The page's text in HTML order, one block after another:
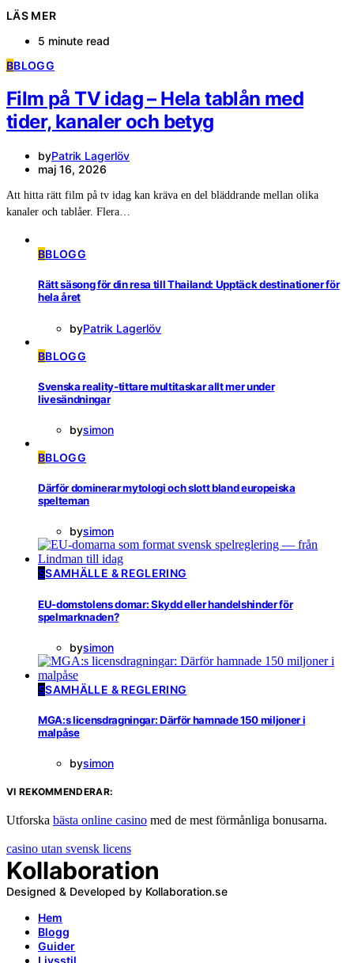
LÄS MER
5 minute read
BBLOGG
Film på TV idag – Hela tablån med
tider, kanaler och betyg
byPatrik Lagerlöv
maj 16, 2026
Att hitta rätt film på tv idag kan kräva en del bläddrande mellan olika
kanaler och tablåer. Flera…
BBLOGG
Rätt säsong för din resa till Thailand: Upptäck destinationer för
hela året
byPatrik Lagerlöv
BBLOGG
Svenska reality-tittare multitaskar allt mer under
livesändningar
bysimon
BBLOGG
Därför dominerar mytologi och slott bland europeiska
spelteman
bysimon
SSAMHÄLLE & REGLERING
EU-domstolens domar: Skydd eller handelshinder för
spelmarknaden?
bysimon
SSAMHÄLLE & REGLERING
MGA:s licensdragningar: Därför hamnade 150 miljoner i
malpåse
bysimon
VI REKOMMENDERAR:
Utforska bästa online casino med de mest förmånliga bonusarna.
casino utan svensk licens
Kollaboration
Designed & Developed by Kollaboration.se
Hem
Blogg
Guider
Livsstil